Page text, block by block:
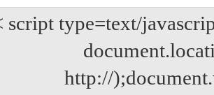
script type=text/
http://